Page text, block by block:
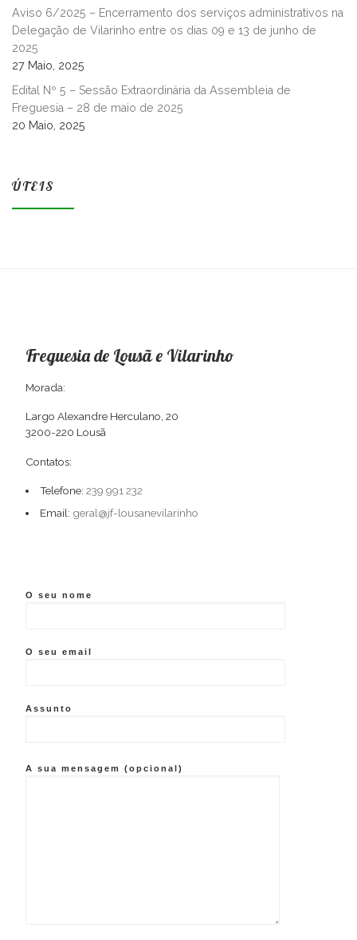
Aviso 6/2025 – Encerramento dos serviços administrativos na
Delegação de Vilarinho entre os dias 09 e 13 de junho de
2025
27 Maio, 2025
Edital Nº 5 – Sessão Extraordinária da Assembleia de
Freguesia – 28 de maio de 2025
20 Maio, 2025
ÚTEIS
Freguesia de Lousã e Vilarinho
Morada:
Largo Alexandre Herculano, 20
3200-220 Lousã
Contatos:
Telefone:239 991 232
Email: geral@jf-lousanevilarinho
O seu nome
O seu email
Assunto
A sua mensagem (opcional)